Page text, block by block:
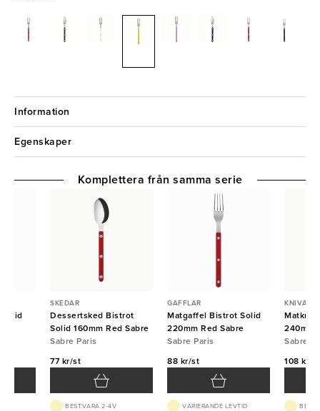
Information
Egenskaper
SKEDAR
Dessertsked Bistrot
Solid 160mm Red Sabre
Sabre Paris
77 kr/st
BEST.VARA 2-4V
GAFFLAR
Matgaffel Bistrot Solid
220mm Red Sabre
Sabre Paris
88 kr/st
VARIERANDE LEVTID
KNIVAR
Matkniv
240mm
Sabre
108 kr/st
Komplettera från samma serie